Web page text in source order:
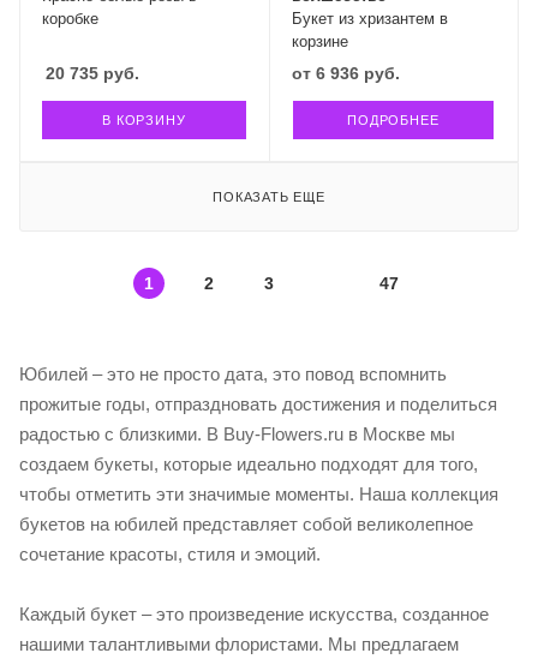
коробке
20 735 руб.
В КОРЗИНУ
Букет из хризантем в
корзине
от 6 936 руб.
ПОДРОБНЕЕ
ПОКАЗАТЬ ЕЩЕ
1 2 3 47
Юбилей – это не просто дата, это повод вспомнить
прожитые годы, отпраздновать достижения и поделиться
радостью с близкими. В Buy-Flowers.ru в Москве мы
создаем букеты, которые идеально подходят для того,
чтобы отметить эти значимые моменты. Наша коллекция
букетов на юбилей представляет собой великолепное
сочетание красоты, стиля и эмоций.
Каждый букет – это произведение искусства, созданное
нашими талантливыми флористами. Мы предлагаем